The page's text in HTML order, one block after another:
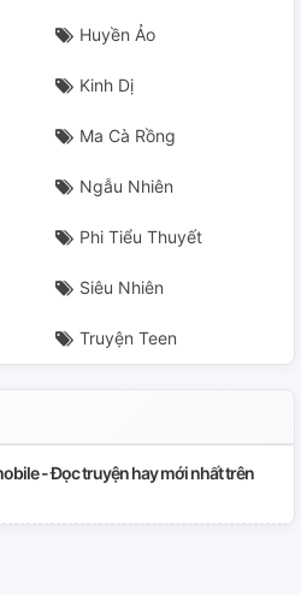
Huyền Ảo
Kinh Dị
Ma Cà Rồng
Ngẫu Nhiên
Phi Tiểu Thuyết
Siêu Nhiên
Truyện Teen
- Đọc truyện hay mới nhất trên